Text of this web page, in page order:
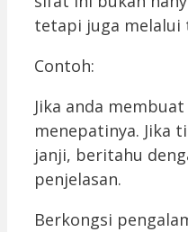
tetapi juga melalui
Contoh:
Jika anda
menepatinya. Jika
janji, beritahu
penjelasan.
Berkongsi